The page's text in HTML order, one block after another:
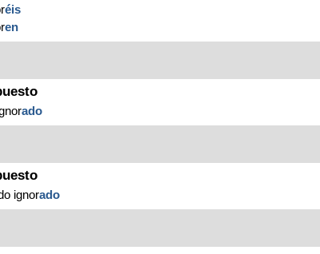
éis
en
ado
ignorado